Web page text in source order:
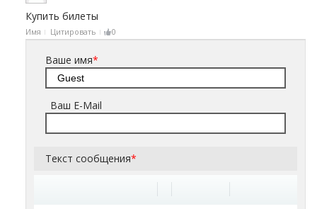
Купить билеты
Имя Цитировать 0
Ваше имя*
Ваш E-Mail
Текст сообщения*